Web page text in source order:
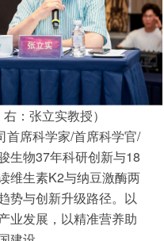
：张立实教授）
首席科学家/首席科学官/
生物37年科研创新与18
维生素K2与纳豆激酶两
势与创新升级路径。以
业发展，以精准营养助